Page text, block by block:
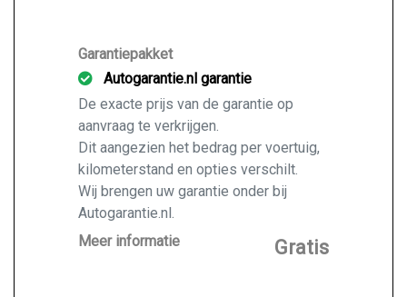
Garantiepakket
Autogarantie.nl garantie
De exacte prijs van de garantie op
aanvraag te verkrijgen.
Dit aangezien het bedrag per voertuig,
kilometerstand en opties verschilt.
Wij brengen uw garantie onder bij
Autogarantie.nl.
Vraag ons naar de mogelijkheden voor
Meer informatie Gratis